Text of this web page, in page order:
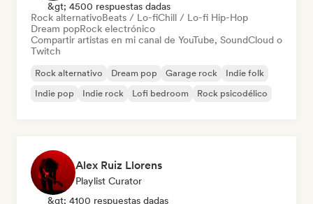
&gt; 4500 respuestas dadas
Rock alternativoBeats / Lo-fiChill / Lo-fi Hip-Hop
Dream popRock electrónico
Compartir artistas en mi canal de YouTube, SoundCloud o
Twitch
Rock alternativo Dream pop Garage rock
Indie folk
Indie pop
Indie rock Lofi bedroom Rock psicodélico
Alex Ruiz Llorens
Playlist Curator
&gt; 4100 respuestas dadas